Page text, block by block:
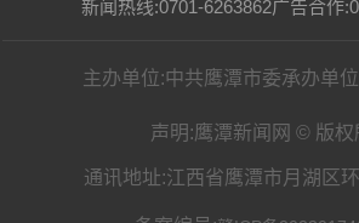
新闻热线:0701-6263862广告合作
主办单位:中共鹰潭市委承办单
声明:鹰潭新闻网 © 版权
通讯地址:江西省鹰潭市月湖区